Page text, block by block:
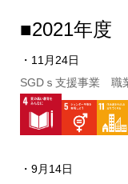
■2021年度
・11月24日
SGDｓ支援事業 職
・9月14日